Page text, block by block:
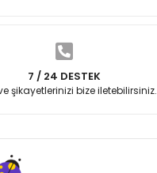
7 / 24 DESTEK
şikayetlerinizi bize iletebilirsiniz.